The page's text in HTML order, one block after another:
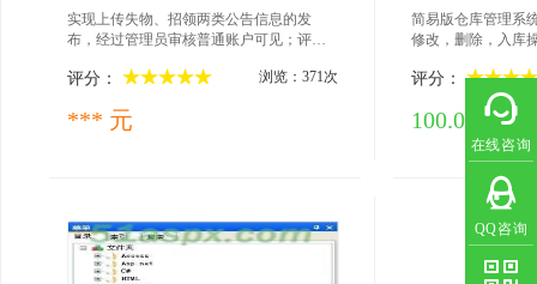
在线咨询
QQ咨询
实现上传失物、招领两类公告信息的发
布，经过管理员审核普通账户可见；评论
评分： 浏览：371次
*** 元
简易版仓库管理系
修改，删除，入库
评分：
100.00 积分